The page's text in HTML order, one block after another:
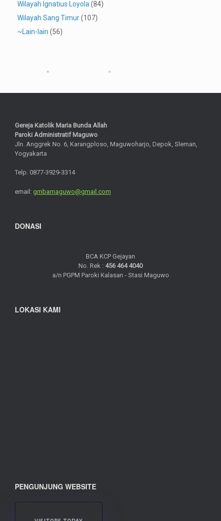
Wilayah Ignatius Loyola (84)
Wilayah Sang Timur(107)
~Lain-lain (56)
Gereja Katolik Maria Bunda Allah
Paroki Administratif Maguwo
Jln. Anggrek No. 6, Karangploso, Maguwoharjo, Depok, Sleman,
Yogyakarta
Telp. 0877-3929-3314
email: gmbamaguwo@gmail.com
DONASI
BCA KCP Gejayan
No. Rek : 456 464 4040
a/n PGPM Paroki Kalasan - Stasi Maguwo
LOKASI KAMI
PENGUNJUNG WEBSITE